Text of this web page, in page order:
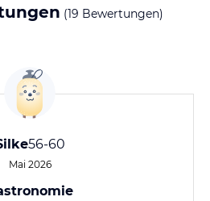
(19 Bewertungen)
56-60
Mai 2026